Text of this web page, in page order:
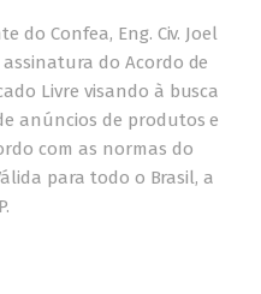
do Confea, Eng. Civ. Joel
do Acordo de
Livre visando à busca
anúncios de produtos e
com as normas do
para todo o Brasil, a